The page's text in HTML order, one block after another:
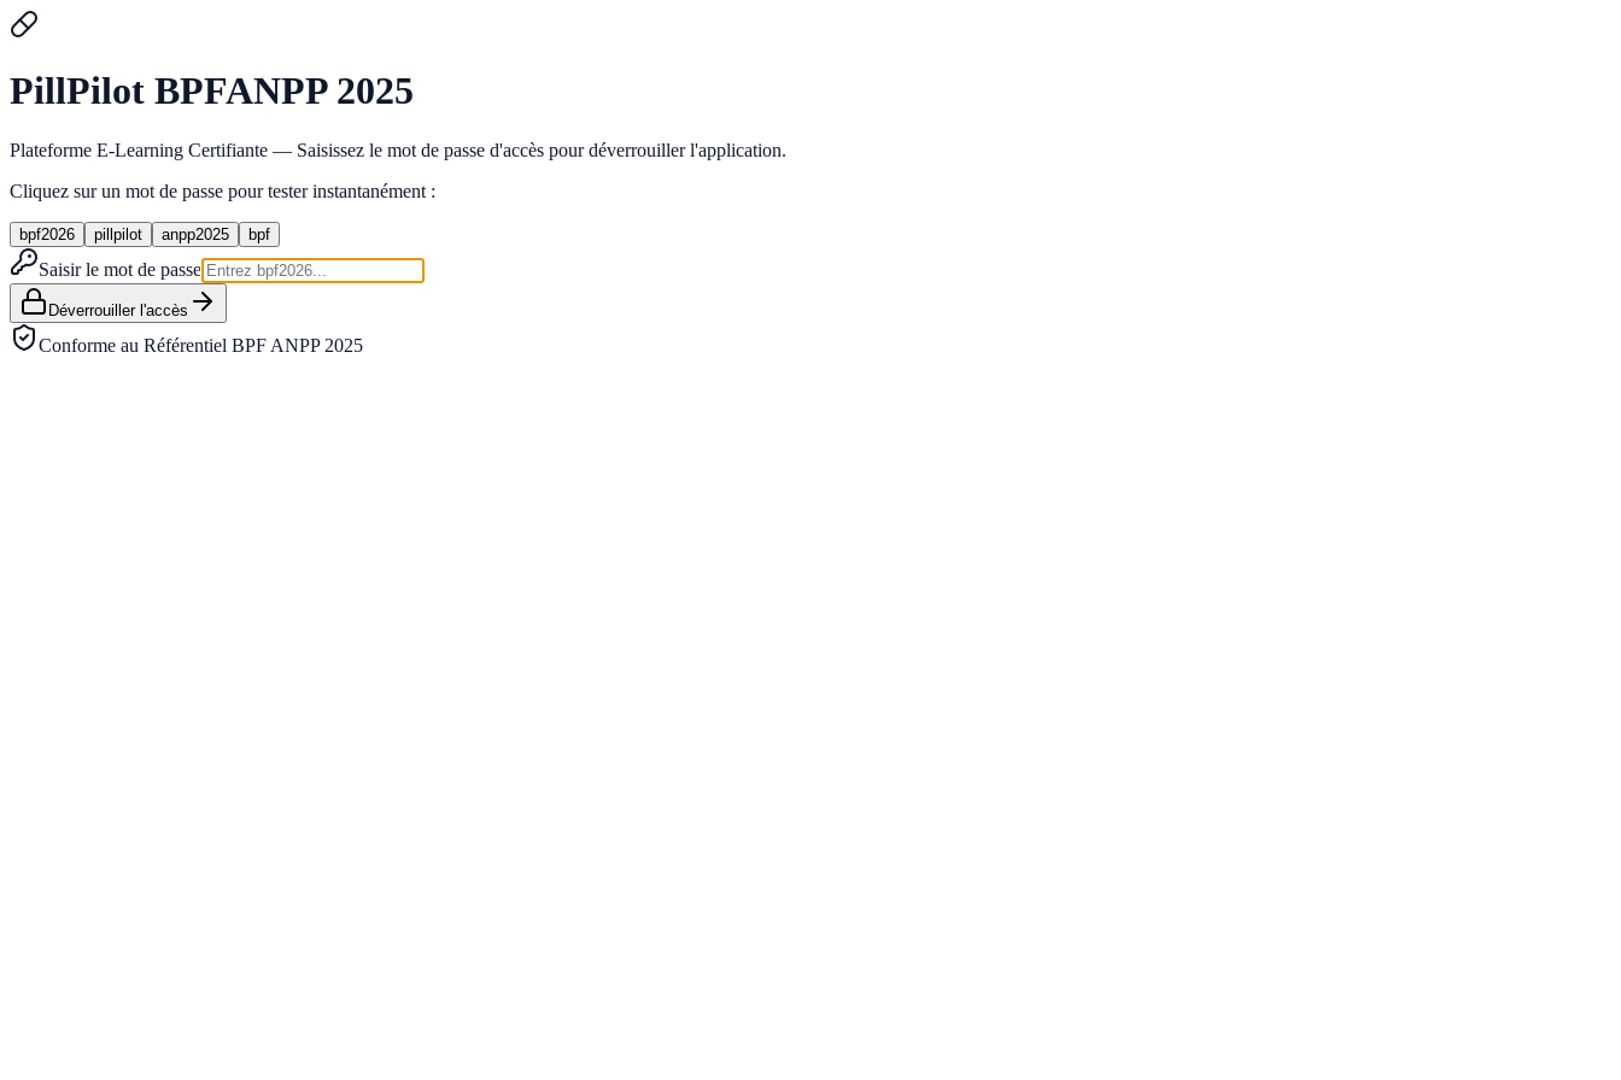
PillPilot BPFANPP 2025
Plateforme E-Learning Certifiante — Saisissez le mot de passe d'accès pour déverrouiller l'application.
Cliquez sur un mot de passe pour tester instantanément :
bpf2026 pillpilot anpp2025 bpf
Saisir le mot de passe
Déverrouiller l'accès
Conforme au Référentiel BPF ANPP 2025